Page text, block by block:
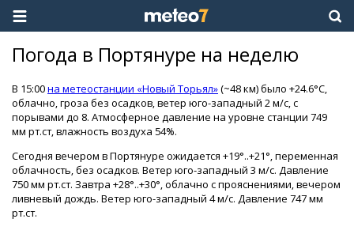
Погода в Портянуре на неделю
В 15:00на метеостанции «Новый Торьял»(~48 км) было +24.6°C,
облачно, гроза без осадков, ветер юго-западный 2 м/с, с
порывами до 8. Атмосферное давление на уровне станции 749
мм рт.ст, влажность воздуха 54%.
Сегодня вечером в Портянуре ожидается +19°..+21°, переменная
облачность, без осадков. Ветер юго-западный 3 м/с. Давление
750 мм рт.ст. Завтра +28°..+30°, облачно с прояснениями, вечером
ливневый дождь. Ветер юго-западный 4 м/с. Давление 747 мм
рт.ст.